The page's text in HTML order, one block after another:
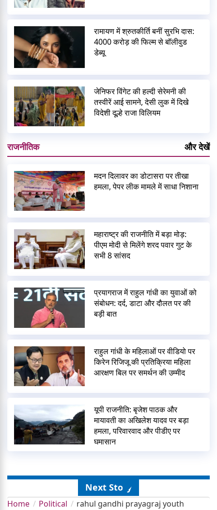
रामायण में श्रुतकीर्ति बनीं सुरभि दास:
4000 करोड़ की फिल्म से बॉलीवुड
डेब्यू
जेनिफर विंगेट की हल्दी सेरेमनी की
तस्वीरें आई सामने, देसी लुक में दिखे
विदेशी दूल्हे राजा विलियम
राजनीतिक और देखें
मदन दिलावर का डोटासरा पर तीखा
हमला, पेपर लीक मामले में साधा निशाना
महाराष्ट्र की राजनीति में बड़ा मोड़:
पीएम मोदी से मिलेंगे शरद पवार गुट के
सभी 8 सांसद
प्रयागराज में राहुल गांधी का युवाओं को
संबोधन: दर्द, डाटा और दौलत पर की
बड़ी बात
राहुल गांधी के महिलाओं पर वीडियो पर
किरेन रिजिजू की प्रतिक्रिया महिला
आरक्षण बिल पर समर्थन की उम्मीद
यूपी राजनीति: बृजेश पाठक और
मायावती का अखिलेश यादव पर बड़ा
हमला, परिवारवाद और पीडीए पर
घमासान
Next Story
Home Political
rahul gandhi prayagraj youth